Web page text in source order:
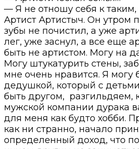
— Я не отношу себя к таким,
Артист Артистыч. Он утром
зубы не почистил, а уже
лег, уже заснул, а все еще
быть не артистом. Могу на
Могу штукатурить стены,
мне очень нравится. Я могу
дедушкой, который с
быть другом, разгильдяем,
мужской компании дурака
для меня как будто хобби.
как ни странно, начало
определенный доход, что